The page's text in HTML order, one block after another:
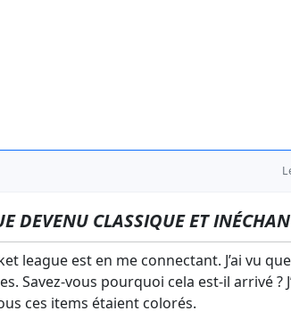
DEVENU CLASSIQUE ET
league est en me connectant. J’ai vu
Savez-vous pourquoi cela est-il arrivé ?
ces items étaient colorés.